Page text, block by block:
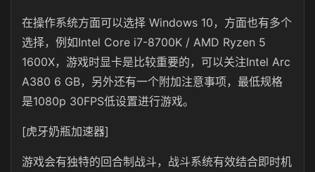
在操作系统方面可以选择 Windows 10，方面也有多个
选择，例如Intel Core i7-8700K / AMD Ryzen 5
1600X，游戏时显卡是比较重要的，可以关注Intel Arc
A380 6 GB，另外还有一个附加注意事项，最低规格
是1080p 30FPS低设置进行游戏。
[虎牙奶瓶加速器]
游戏会有独特的回合制战斗，战斗系统有效结合即时机